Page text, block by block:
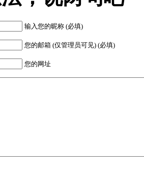
输入您的昵称 (必填)
您的邮箱 (仅管理员可见) (必填)
您的网址